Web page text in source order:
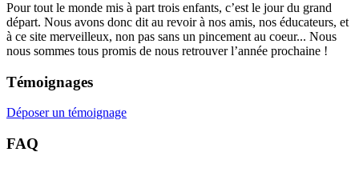
Pour tout le monde mis à part trois enfants, c’est le jour du grand
départ. Nous avons donc dit au revoir à nos amis, nos éducateurs, et
à ce site merveilleux, non pas sans un pincement au coeur... Nous
nous sommes tous promis de nous retrouver l’année prochaine !
Témoignages
Déposer un témoignage
FAQ